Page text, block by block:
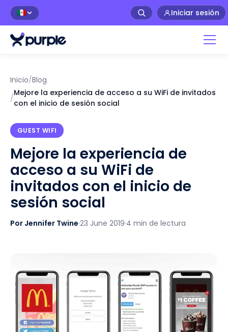
🇲🇽 Iniciar sesión
Inicio/Blog
/
Mejore la experiencia de acceso a su WiFi de invitados
con el inicio de sesión social
GUEST WIFI
Mejore la experiencia de
acceso a su WiFi de
invitados con el inicio de
sesión social
Por Jennifer Twine·23 June 2019·4 min de lectura